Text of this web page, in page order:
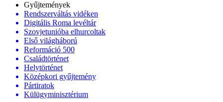
Gyűjtemények
Rendszerváltás vidéken
Digitális Roma levéltár
Szovjetunióba elhurcoltak
Első világháború
Reformáció 500
Családtörténet
Helytörténet
Középkori gyűjtemény
Pártiratok
Külügyminisztérium